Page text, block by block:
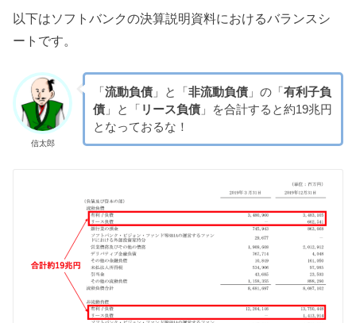
以下はソフトバンクの決算説明資料におけるバランスシ
ートです。
信太郎
「流動負債 」と「非流動負債 」の「有利子負
債 」と「 リース負債 」を合計すると約19兆円
となっておるな！